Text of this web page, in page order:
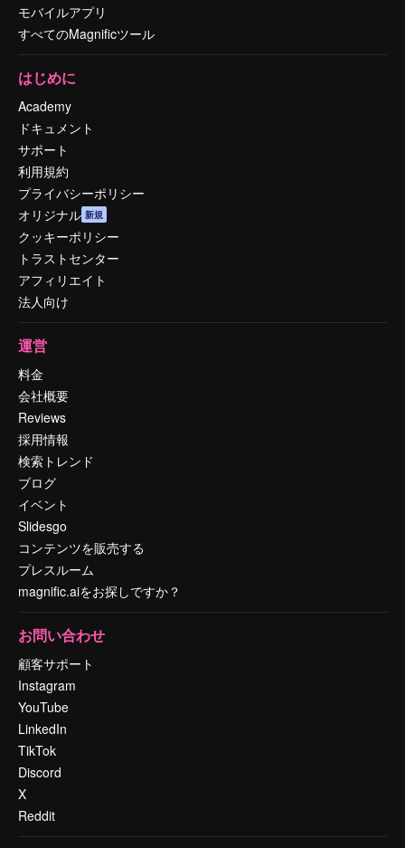
モバイルアプリ
すべてのMagnificツール
はじめに
Academy
ドキュメント
サポート
利用規約
プライバシーポリシー
オリジナル 新規
クッキーポリシー
トラストセンター
アフィリエイト
法人向け
運営
料金
会社概要
Reviews
採用情報
検索トレンド
ブログ
イベント
Slidesgo
コンテンツを販売する
プレスルーム
magnific.aiをお探しですか？
お問い合わせ
顧客サポート
Instagram
YouTube
LinkedIn
TikTok
Discord
X
Reddit